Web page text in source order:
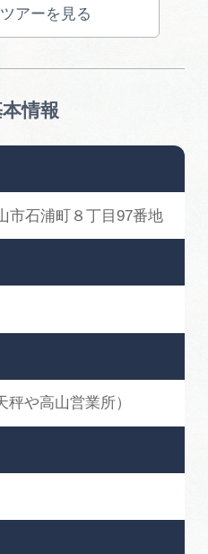
アーを見る
情報
石浦町８丁目97番地
秤や高山営業所）